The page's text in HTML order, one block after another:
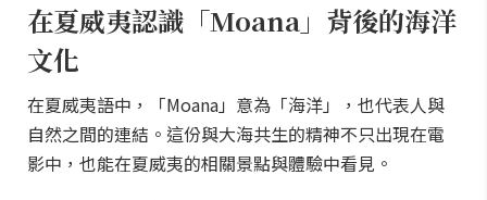
在夏威夷認識「Moana」背後的海洋
文化
在夏威夷語中，「Moana」意為「海洋」，也代表人與
自然之間的連結。這份與大海共生的精神不只出現在電
影中，也能在夏威夷的相關景點與體驗中看見。